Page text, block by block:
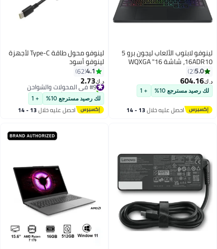
لينوفو لابتوب الألعاب ليجون برو 5
16ADR10، شاشة 16" WQXGA
DDR5، 1TB SSD، بطاقة NVIDIA
ويندوز 11
5.0
2
د.ك‏604.16
لك رصيد مسترجع 10% + 1
احصل عليه خلال 13 - 14
لينوفو محول طاقة Type-C لأجهزة
لينوفو أسود
4.1
62
د.ك‏2.73
#9 في المحولات والشواحن
تم بيع +90 مؤخرًا
#9 في المحولات والشواحن
لك رصيد مسترجع 10% + 1
احصل عليه خلال 13 - 14